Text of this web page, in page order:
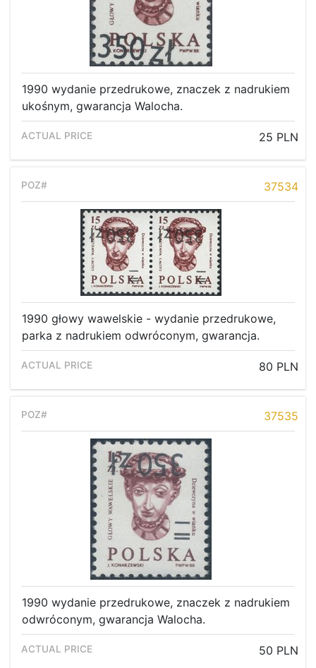
1990 wydanie przedrukowe, znaczek z nadrukiem
ukośnym, gwarancja Walocha.
25 PLN
37534
1990 głowy wawelskie - wydanie przedrukowe,
parka z nadrukiem odwróconym, gwarancja.
80 PLN
37535
1990 wydanie przedrukowe, znaczek z nadrukiem
odwróconym, gwarancja Walocha.
50 PLN